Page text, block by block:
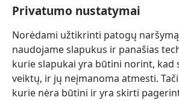
Privatumo nustatymai
Norėdami užtikrinti patogų
naudojame slapukus ir panašias
kurie slapukai yra būtini norint, kad
veiktų, ir jų neįmanoma atmesti.
kurie nėra būtini ir yra skirti
(atsiveria
naujas
langas)Sargybos bokšto INTERNETINĖ BIBLIOTEKA
(atsiveria
naujas
langas)JW Hub ®
(atsiveria
naujas
langas)JW Library